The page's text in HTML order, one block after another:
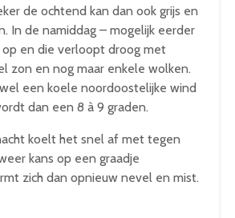
de ochtend kan dan ook grijs en
In de namiddag – mogelijk eerder
en die verloopt droog met
zon en nog maar enkele wolken.
een koele noordoostelijke wind
dan een 8 à 9 graden.
koelt het snel af met tegen
kans op een graadje
zich dan opnieuw nevel en mist.